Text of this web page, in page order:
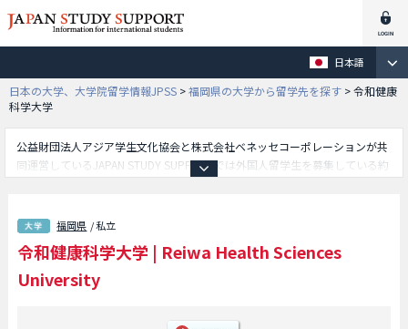
日本語
日本の大学、大学院留学情報JPSS >福岡県の大学から留学先を探す >令和健康
科学大学
公益財団法人アジア学生文化協会と株式会社ベネッセコーポレーションが共
同運営しているJAPAN STUDY SUPPORTでは外国人留学生を募集している約
リハビリテーション学部等、学部別情報や、募集定員や合格者数など入試情
報、施設案内、アクセスなど外国人留学生に必要な情報を掲載しているので
是非ご利用ください。
福岡県 / 私立
令和健康科学大学 | Reiwa Health Sciences
University